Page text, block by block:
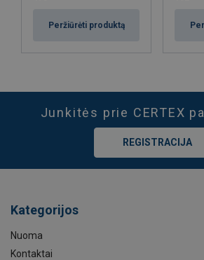
Peržiūrėti produktą
Junkitės prie CERTEX
REGISTRACIJA
Kategorijos
Nuoma
Kontaktai